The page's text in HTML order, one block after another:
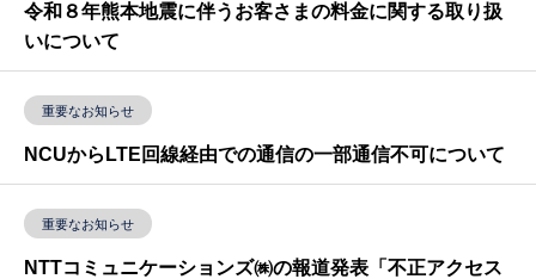
令和８年熊本地震に伴うお客さまの料金に関する取り扱
いについて
重要なお知らせ
NCUからLTE回線経由での通信の一部通信不可について
重要なお知らせ
NTTコミュニケーションズ㈱の報道発表「不正アクセス